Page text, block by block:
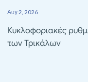
Αυγ 2, 2026
Κυκλοφοριακές
των Τρικάλων